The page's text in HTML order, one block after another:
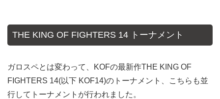
THE KING OF FIGHTERS 14 トーナメント
ガロスペとは変わって、KOFの最新作THE KING OF
FIGHTERS 14(以下 KOF14)のトーナメント、こちらも並
行してトーナメントが行われました。